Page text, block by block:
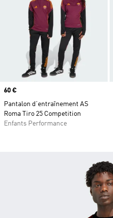
Prix
60 €
Pantalon d’entraînement AS
Roma Tiro 25 Competition
Enfants Performance